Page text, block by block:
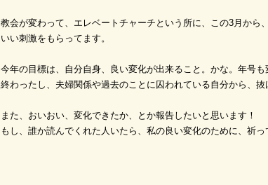
教会が変わって、エレベートチャーチという所に、この3月から
いい刺激をもらってます。
今年の目標は、自分自身、良い変化が出来ること。かな。年号
終わったし、夫婦関係や過去のことに囚われている自分から、抜
また、おいおい、変化できたか、とか報告したいと思います！
もし、誰か読んでくれた人いたら、私の良い変化のために、祈っ